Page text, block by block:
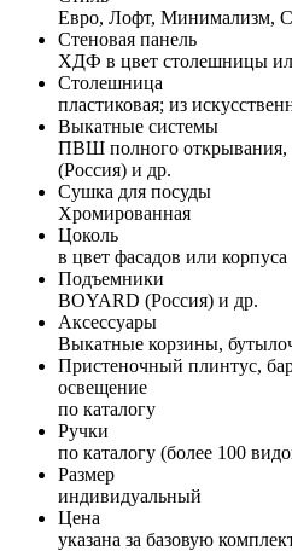
Евро, Лофт, Минимализм,
Стеновая панель
ХДФ в цвет столешницы
Столешница
пластиковая; из
Выкатные системы
ПВШ полного открывания,
(Россия) и др.
Сушка для посуды
Хромированная
Цоколь
в цвет фасадов или корпуса
Подъемники
BOYARD (Россия) и др.
Аксессуары
Выкатные корзины,
Пристеночный плинтус,
освещение
по каталогу
Ручки
по каталогу (более 100
Размер
индивидуальный
Цена
указана за базовую